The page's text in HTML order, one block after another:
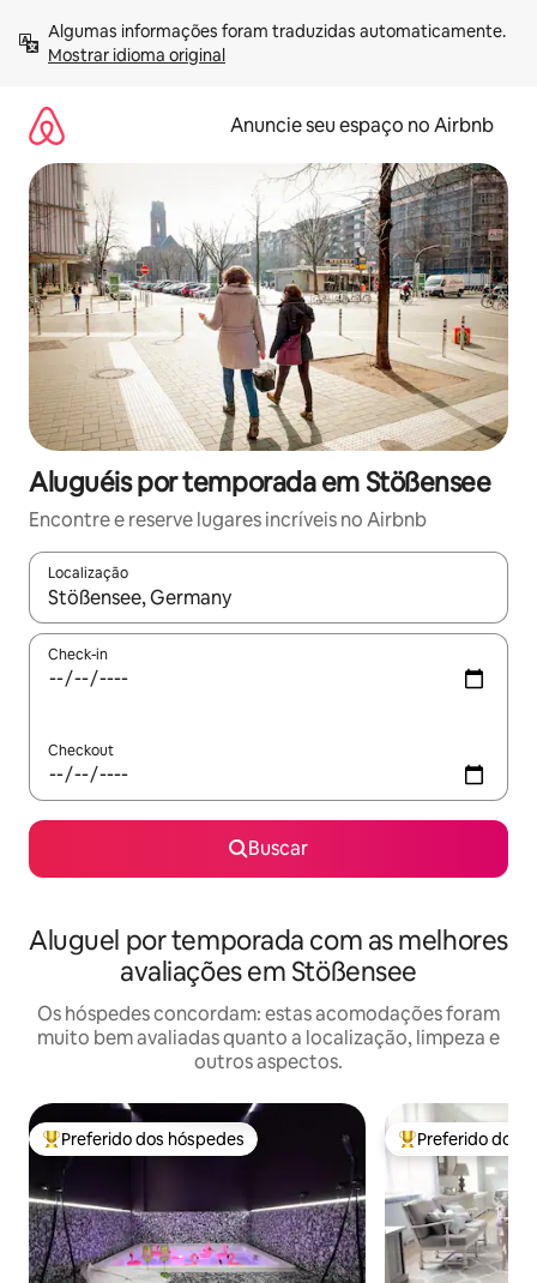
para
Mostrar idioma original
Anuncie seu espaço no Airbnb
Aluguéis por temporada em Stößensee
Encontre e reserve lugares incríveis no Airbnb
Localização
Quando os resultados estiverem disponíveis, explore-os
Check-in
Checkout
Buscar
Aluguel por temporada com as melhores
avaliações em Stößensee
Os hóspedes concordam: estas acomodações foram
muito bem avaliadas quanto a localização, limpeza e
outros aspectos.
Entre os melhores preferidos dos hóspedes
Preferido dos hóspedes Entre os
Preferido dos